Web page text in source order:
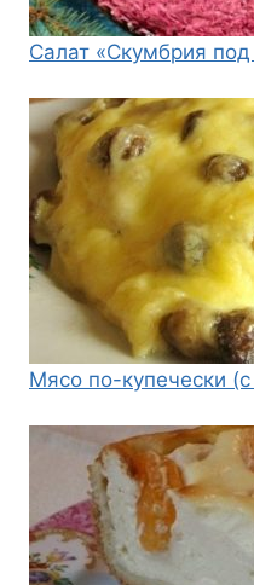
Салат «Скумбрия
Мясо по-купечески